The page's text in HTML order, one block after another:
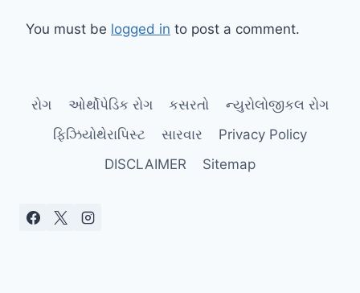
You must be logged in to post a comment.
રોગ ઓર્થોપેડિક રોગ કસરતો
ન્યુરોલોજીકલ રોગ
ફિઝિયોથેરાપિસ્ટ
સારવાર
Privacy Policy
DISCLAIMER
Sitemap